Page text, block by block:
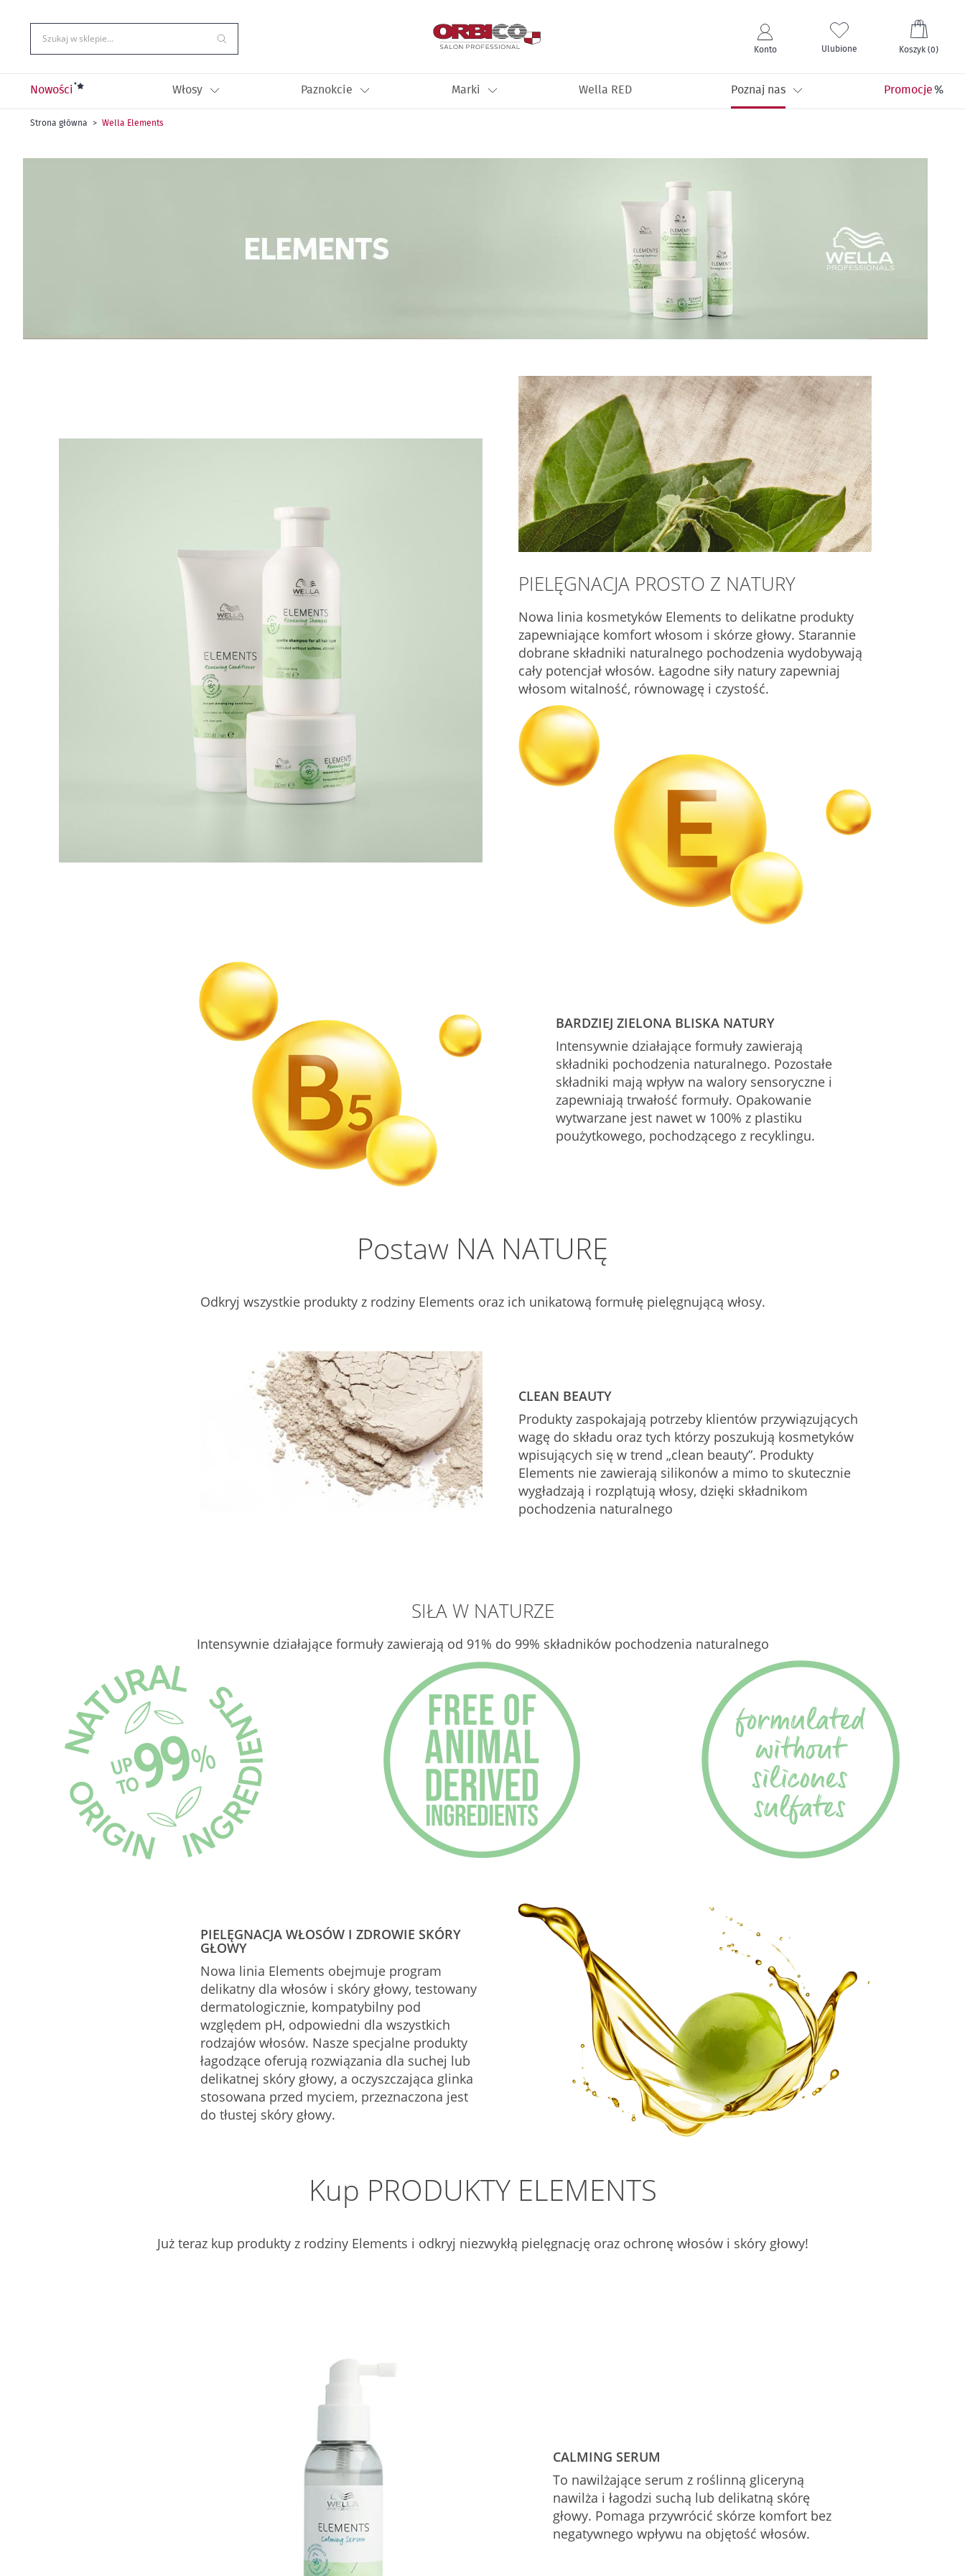
do
treści
Szukaj w sklepie…
Konto Ulubione Koszyk (0)
Nowości Włosy Paznokcie Marki Wella RED Poznaj nas Promocje
Strona główna Wella Elements
PIELĘGNACJA PROSTO Z NATURY
Nowa linia kosmetyków Elements to delikatne produkty
zapewniające komfort włosom i skórze głowy. Starannie
dobrane składniki naturalnego pochodzenia wydobywają
cały potencjał włosów. Łagodne siły natury zapewniaj
włosom witalność, równowagę i czystość.
BARDZIEJ ZIELONA BLISKA NATURY
Intensywnie działające formuły zawierają
składniki pochodzenia naturalnego. Pozostałe
składniki mają wpływ na walory sensoryczne i
zapewniają trwałość formuły. Opakowanie
wytwarzane jest nawet w 100% z plastiku
poużytkowego, pochodzącego z recyklingu.
Postaw NA NATURĘ
Odkryj wszystkie produkty z rodziny Elements oraz ich unikatową formułę pielęgnującą włosy.
CLEAN BEAUTY
Produkty zaspokajają potrzeby klientów przywiązujących
wagę do składu oraz tych którzy poszukują kosmetyków
wpisujących się w trend „clean beauty”. Produkty
Elements nie zawierają silikonów a mimo to skutecznie
wygładzają i rozplątują włosy, dzięki składnikom
pochodzenia naturalnego
SIŁA W NATURZE
Intensywnie działające formuły zawierają od 91% do 99% składników pochodzenia naturalnego
PIELĘGNACJA WŁOSÓW I ZDROWIE SKÓRY
GŁOWY
Nowa linia Elements obejmuje program
delikatny dla włosów i skóry głowy, testowany
dermatologicznie, kompatybilny pod
względem pH, odpowiedni dla wszystkich
rodzajów włosów. Nasze specjalne produkty
łagodzące oferują rozwiązania dla suchej lub
delikatnej skóry głowy, a oczyszczająca glinka
stosowana przed myciem, przeznaczona jest
do tłustej skóry głowy.
Kup PRODUKTY ELEMENTS
Już teraz kup produkty z rodziny Elements i odkryj niezwykłą pielęgnację oraz ochronę włosów i skóry głowy!
CALMING SERUM
To nawilżające serum z roślinną gliceryną
nawilża i łagodzi suchą lub delikatną skórę
głowy. Pomaga przywrócić skórze komfort bez
negatywnego wpływu na objętość włosów.